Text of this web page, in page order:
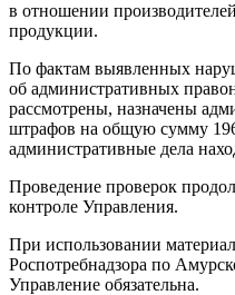
в отношении
продукции.
По фактам выявленных
об административных
рассмотрены, назначены
штрафов на общую сумму
административные дела
Проведение проверок
контроле Управления.
При использовании
Роспотребнадзора по
Управление обязательна.